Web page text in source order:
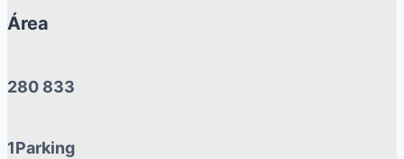
Área
280 833
1Parking